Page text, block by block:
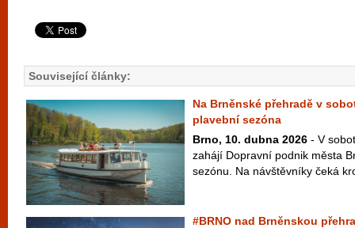
Související články:
Na Brněnské přehradě v
plavební sezóna
Brno, 10. dubna 2026 - V
zahájí Dopravní podnik města
sezónu. Na návštěvníky čeká
#BRNO nad Brněnskou